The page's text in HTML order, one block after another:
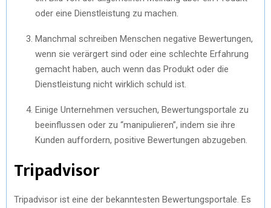
oder eine Dienstleistung zu machen.
Manchmal schreiben Menschen negative Bewertungen,
wenn sie verärgert sind oder eine schlechte Erfahrung
gemacht haben, auch wenn das Produkt oder die
Dienstleistung nicht wirklich schuld ist.
Einige Unternehmen versuchen, Bewertungsportale zu
beeinflussen oder zu “manipulieren”, indem sie ihre
Kunden auffordern, positive Bewertungen abzugeben.
Tripadvisor
Tripadvisor ist eine der bekanntesten Bewertungsportale. Es